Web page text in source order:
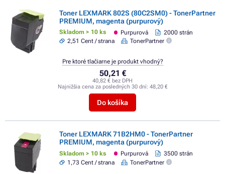
Toner LEXMARK 802S (80C2SM0) - TonerPartner
PREMIUM, magenta (purpurový)
Skladom > 10 ks Purpurová
2000 strán
2,51 Cent / strana
TonerPartner
50,21 €
40,82 € bez DPH
Najnižšia cena za posledných 30 dní: 48,20 €
Do košíka
Pre ktoré tlačiarne je produkt vhodný?
Toner LEXMARK 71B2HM0 - TonerPartner
PREMIUM, magenta (purpurový)
Skladom > 10 ks Purpurová
3500 strán
1,73 Cent / strana
TonerPartner